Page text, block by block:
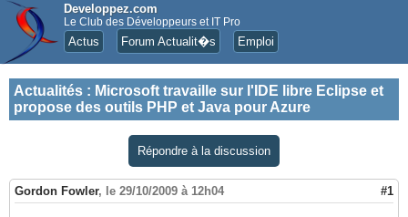
Developpez.com
Le Club des Développeurs et IT Pro
Actus Forum Actualit�s Emploi
Actualités : Microsoft travaille sur l'IDE libre Eclipse et
propose des outils PHP et Java pour Azure
Répondre à la discussion
Gordon Fowler, le 29/10/2009 à 12h04 #1